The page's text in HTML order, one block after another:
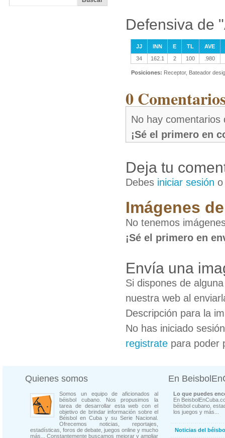
Defensiva de
JJ INN E TL
AVE
34
162.1 2 100 .980
Posiciones: Receptor, Bateador
0
No hay comentarios
¡Sé el primero en
Deja tu
Debes iniciar sesión
Imágenes
No tenemos
¡Sé el primero en
Envía una
Si dispones de
nuestra web al
Descripción para la
No has iniciado
registrate para poder
Quienes somos
Somos un equipo de aficionados al
béisbol cubano. Nos propusimos la
tarea de desarrollar esta web con el
objetivo de brindar información sobre el
Béisbol en Cuba y su Serie Nacional.
Ofrecemos noticias, reportajes,
estadísticas, foros de debate, juegos online y mucho
más... Constantemente buscamos mejorar y ampliar
En
Lo que puedes
En
béisbol cubano,
los juegos y más...
Noticias del